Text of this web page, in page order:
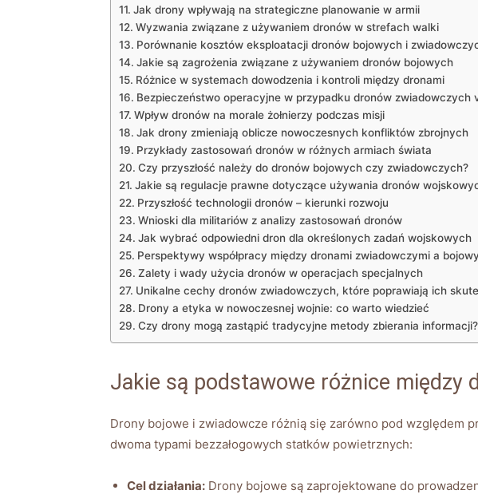
Jak drony wpływają na strategiczne planowanie w armii
Wyzwania związane z używaniem dronów w ‌strefach walki
Porównanie kosztów⁢ eksploatacji dronów bojowych i
Jakie są zagrożenia związane z używaniem dronów bojowych
Różnice w systemach dowodzenia ‌i kontroli między dronami
Bezpieczeństwo operacyjne w przypadku ​dronów zwiadowczych
Wpływ dronów na morale żołnierzy podczas misji
Jak drony zmieniają oblicze ⁤nowoczesnych‍ konfliktów zbrojnych
Przykłady zastosowań dronów w ⁣różnych armiach świata
Czy przyszłość należy do dronów bojowych czy zwiadowczych?
Jakie są regulacje prawne dotyczące używania dronów
Przyszłość technologii dronów – kierunki rozwoju
Wnioski dla militariów‍ z analizy zastosowań dronów
Jak ⁤wybrać odpowiedni dron dla określonych zadań wojskowych
Perspektywy współpracy między dronami ⁤zwiadowczymi a
Zalety i‌ wady użycia dronów ⁣w operacjach specjalnych
Unikalne cechy dronów zwiadowczych, które poprawiają⁤ ich
Drony a etyka w nowoczesnej wojnie: co warto wiedzieć
Czy drony mogą zastąpić tradycyjne metody zbierania informacji?
Jakie‌ są podstawowe różnice między​
Drony ‍bojowe i zwiadowcze różnią się zarówno pod względem
dwoma typami ‌bezzałogowych⁤ statków powietrznych:
Cel działania: Drony bojowe są zaprojektowane do